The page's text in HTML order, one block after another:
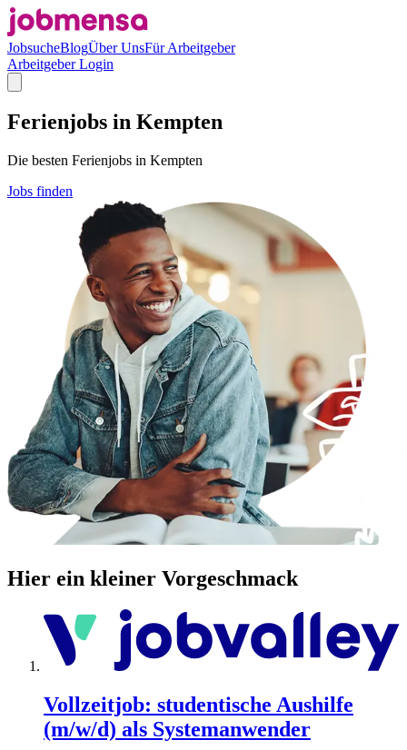
JobsucheBlogÜber UnsFür Arbeitgeber
Arbeitgeber Login
Ferienjobs in Kempten
Die besten Ferienjobs in Kempten
Jobs finden
Hier ein kleiner Vorgeschmack
Vollzeitjob: studentische Aushilfe
(m/w/d) als Systemanwender